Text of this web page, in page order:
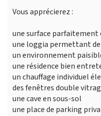
Vous apprécierez :
une surface parfaitement
une loggia permettant
un environnement
une résidence bien
un chauffage individuel
des fenêtres double
une cave en sous-sol
une place de parking